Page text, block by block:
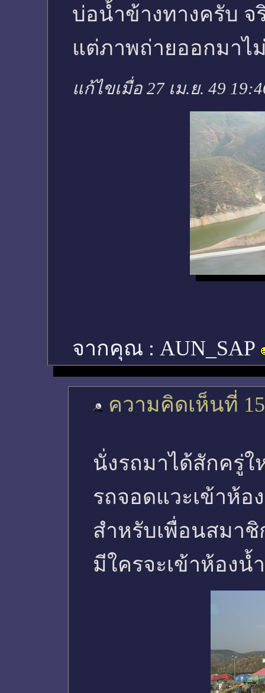
บ่อน้ำข้างทางครับ จ
แต่ภาพถ่ายออกมาไ
แก้ไขเมื่อ 27 เม.ย. 49
จากคุณ : AUN_SAP
ความคิดเห็นที่ 15
นั่งรถมาได้สักครู่
รถจอดแวะเข้าห้
สำหรับเพื่อนสมา
มีใครจะเข้าห้องน้